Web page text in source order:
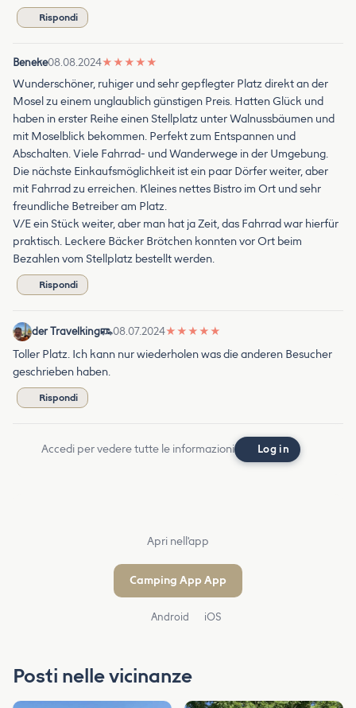
Rispondi
Beneke08.08.2024★ ★ ★ ★ ★
Wunderschöner, ruhiger und sehr gepflegter Platz direkt an der
Mosel zu einem unglaublich günstigen Preis. Hatten Glück und
haben in erster Reihe einen Stellplatz unter Walnussbäumen und
mit Moselblick bekommen. Perfekt zum Entspannen und
Abschalten. Viele Fahrrad- und Wanderwege in der Umgebung.
Die nächste Einkaufsmöglichkeit ist ein paar Dörfer weiter, aber
mit Fahrrad zu erreichen. Kleines nettes Bistro im Ort und sehr
freundliche Betreiber am Platz.
V/E ein Stück weiter, aber man hat ja Zeit, das Fahrrad war hierfür
praktisch. Leckere Bäcker Brötchen konnten vor Ort beim
Bezahlen vom Stellplatz bestellt werden.
Rispondi
der Travelking 08.07.2024★ ★ ★ ★ ★
Toller Platz. Ich kann nur wiederholen was die anderen Besucher
geschrieben haben.
Rispondi
Accedi per vedere tutte le informazioni Log in
Apri nell'app
Camping App App
Android iOS
Posti nelle vicinanze